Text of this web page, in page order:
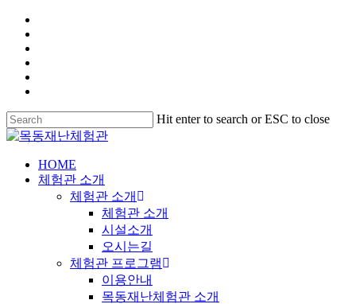
Hit enter to search or ESC to close
HOME
체험관 소개
체험관 소개
체험관 소개
시설소개
오시는길
체험관 프로그램
이용안내
목동재난체험관 소개